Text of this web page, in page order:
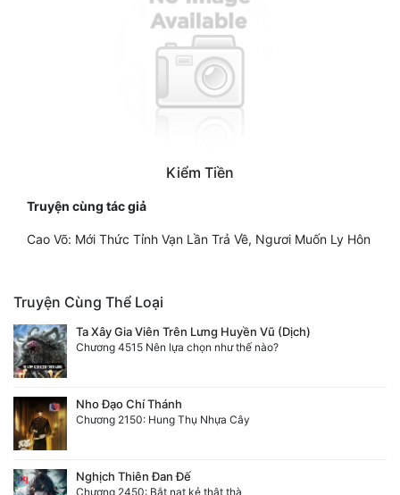
Kiểm Tiền
Truyện cùng tác giả
Cao Võ: Mới Thức Tỉnh Vạn Lần Trả Về, Ngươi Muốn Ly Hôn
Truyện Cùng Thể Loại
Ta Xây Gia Viên Trên Lưng Huyền Vũ (Dịch)
Chương 4515 Nên lựa chọn như thế nào?
Nho Đạo Chí Thánh
Chương 2150: Hung Thụ Nhựa Cây
Nghịch Thiên Đan Đế
Chương 2450: Bắt nạt kẻ thật thà